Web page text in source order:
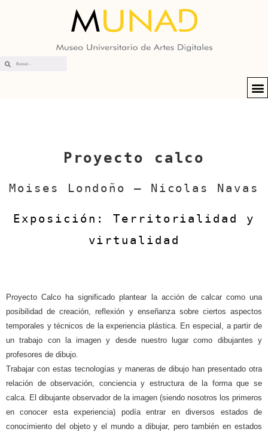
Proyecto calco
Moises Londoño – Nicolas Navas
Exposición: Territorialidad y
virtualidad
Proyecto Calco ha significado plantear la acción de calcar como una
posibilidad de creación, reflexión y enseñanza sobre ciertos aspectos
temporales y técnicos de la experiencia plástica. En especial, a partir de
un trabajo con la imagen y desde nuestro lugar como dibujantes y
profesores de dibujo.
Trabajar con estas tecnologías y maneras de dibujo han presentado otra
relación de observación, conciencia y estructura de la forma que se
calca. El dibujante observador de la imagen (siendo nosotros los primeros
en conocer esta experiencia) podía entrar en diversos estados de
conocimiento del objeto y el mundo a dibujar, pero también en estados